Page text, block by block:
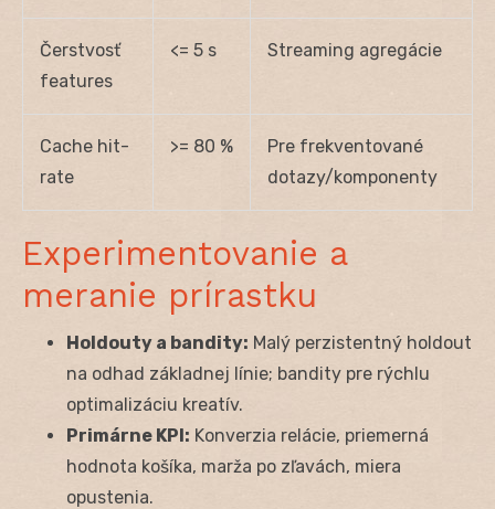
Čerstvosť
features
<= 5 s Streaming agregácie
Cache hit-
rate
>= 80 %
Pre frekventované
dotazy/komponenty
Experimentovanie a
meranie prírastku
Holdouty a bandity: Malý perzistentný holdout
na odhad základnej línie; bandity pre rýchlu
optimalizáciu kreatív.
Primárne KPI: Konverzia relácie, priemerná
hodnota košíka, marža po zľavách, miera
opustenia.